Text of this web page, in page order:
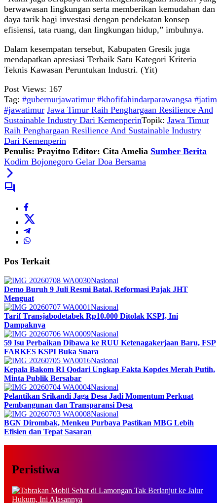
berwawasan lingkungan serta memberikan kemudahan dan
daya tarik bagi investasi dengan pendekatan konsep
efisiensi, tata ruang, dan lingkungan hidup,” imbuhnya.
Dalam kesempatan tersebut, Kabupaten Gresik juga
mendapatkan apresiasi Terbaik Satu Kategori Kriteria
Teknis Kawasan Peruntukan Industri. (Yit)
Post Views: 167
Tag: #gubernurjawatimur #khofifahindarparawangsa #jatim
#jawatimur Jawa Timur Raih Penghargaan Resilience And
Sustainable Industry Dari KemenperinTopik: Jawa Timur
Raih Penghargaan Resilience And Sustainable Industry
Dari Kemenperin
Penulis: Prayitno Editor: Cita Amelia Sumber Berita
Kodim Bojonegoro Gelar Doa Bersama
Pos Terkait
Nasional
Demo Buruh 9 Juli Resmi Batal, Reformasi Pajak JHT
Menguat
Nasional
Tarif Transjabodetabek Rp10.000 Ditolak KSPI, Ini
Dampaknya
Nasional
59 Isu Perbaikan Dibawa ke RUU Ketenagakerjaan Baru, FSP
FARKES KSPI Buka Suara
Nasional
Kepala Bakom RI Qodari Ungkap Fakta Kopdes Merah Putih,
Minta Publik Bersabar
Nasional
Pelantikan Srikandi Jaga Desa Jadi Momentum Perkuat
Pembangunan dan Transparansi Desa
Nasional
BGN Dirombak, Menkeu Purbaya Pastikan MBG Lebih
Efisien dan Tepat Sasaran
Peristiwa